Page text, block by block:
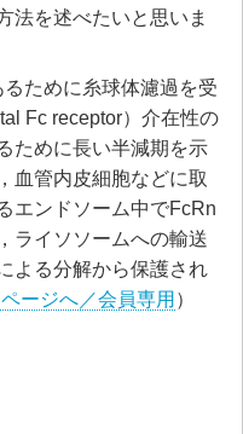
法を述べたいと思いま
ために糸球体濾過を受
Fc receptor）介在性の
ために長い半減期を示
血管内皮細胞などに取
エンドソーム中でFcRn
ライソソームへの輸送
よる分解から保護され
ージへ／会員専用 ）